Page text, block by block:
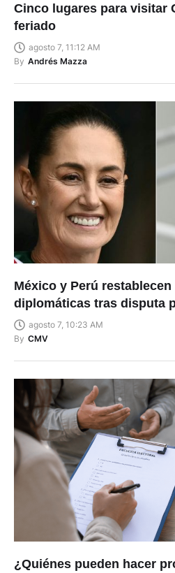
Cinco lugares para visitar
feriado
agosto 7, 11:12 AM
By Andrés Mazza
México y Perú
diplomáticas tras disputa
agosto 7, 10:23 AM
By CMV
¿Quiénes pueden hacer